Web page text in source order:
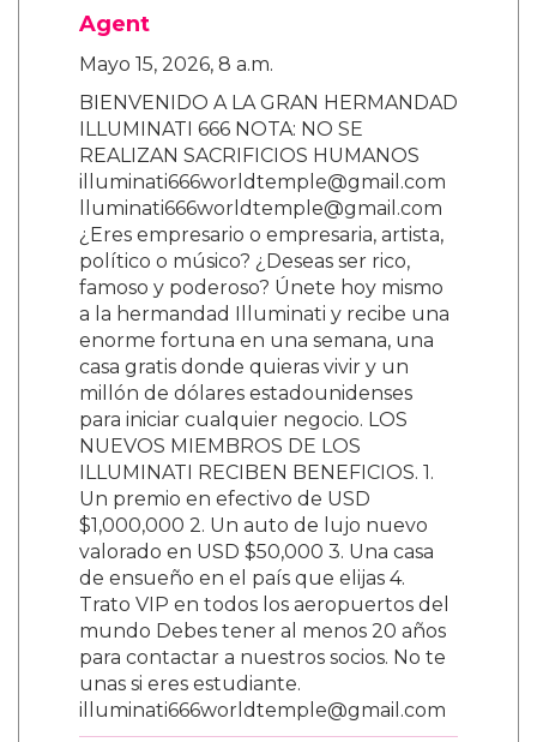
Agent
Mayo 15, 2026, 8 a.m.
BIENVENIDO A LA GRAN HERMANDAD
ILLUMINATI 666 NOTA: NO SE
REALIZAN SACRIFICIOS HUMANOS
illuminati666worldtemple@gmail.com
lluminati666worldtemple@gmail.com
¿Eres empresario o empresaria, artista,
político o músico? ¿Deseas ser rico,
famoso y poderoso? Únete hoy mismo
a la hermandad Illuminati y recibe una
enorme fortuna en una semana, una
casa gratis donde quieras vivir y un
millón de dólares estadounidenses
para iniciar cualquier negocio. LOS
NUEVOS MIEMBROS DE LOS
ILLUMINATI RECIBEN BENEFICIOS. 1.
Un premio en efectivo de USD
$1,000,000 2. Un auto de lujo nuevo
valorado en USD $50,000 3. Una casa
de ensueño en el país que elijas 4.
Trato VIP en todos los aeropuertos del
mundo Debes tener al menos 20 años
para contactar a nuestros socios. No te
unas si eres estudiante.
illuminati666worldtemple@gmail.com